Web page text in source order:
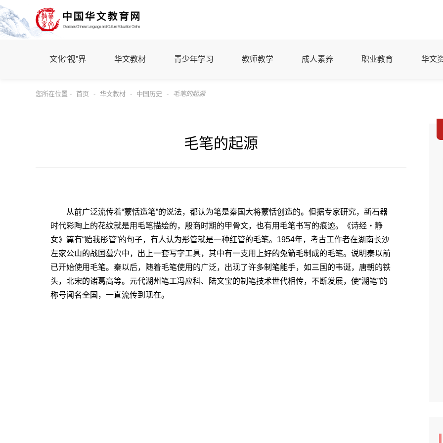
文化“视”界 华文教材 青少年学习 教师教学 成人素养 职业教育 华文
您所在位置 - 首页 - 华文教材 - 中国历史 - 毛笔的起源
毛笔的起源
从前广泛流传着“蒙恬造笔”的说法，都认为笔是秦国大将蒙恬创造的。但据专家研究，新石器
时代彩陶上的花纹就是用毛笔描绘的，殷商时期的甲骨文，也有用毛笔书写的痕迹。《诗经・静
女》篇有“贻我彤管”的句子，有人认为彤管就是一种红管的毛笔。1954年，考古工作者在湖南长沙
左家公山的战国墓穴中，出上一套写字工具，其中有一支用上好的兔箭毛制成的毛笔。说明秦以前
已开始使用毛笔。秦以后，随着毛笔使用的广泛，出现了许多制笔能手，如三国的韦诞，唐朝的铁
头，北宋的诸葛高等。元代湖州笔工冯应科、陆文宝的制笔技术世代相传，不断发展，使“湖笔”的
称号闻名全国，一直流传到现在。